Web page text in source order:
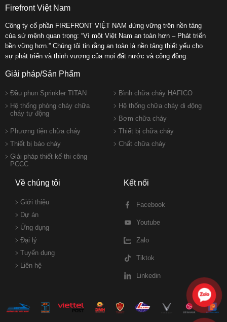
Firefront Việt Nam
Công ty cổ phần FIREFRONT VIỆT NAM đứng vững trên nền tảng
của sứ mệnh quan trọng: “Vì một Việt Nam an toàn hơn – Phát triển
bền vững hơn.” Chúng tôi tin rằng an toàn là nền tảng thiết yếu cho
sự phát triển và thịnh vượng của mọi đất nước và cộng đồng.
Giải pháp/Sản Phẩm
Đầu phun Sprinkler TITAN
Bình chữa cháy HAFICO
Hệ thống phòng cháy chữa
cháy tự động
Hệ thống chữa cháy di động
Bơm chữa cháy
Phương tiện chữa cháy
Thiết bị chữa cháy
Thiết bị báo cháy
Chất chữa cháy
Giải pháp thiết kế thi công
PCCC
Về chúng tôi
Giới thiệu
Dự án
Ứng dụng
Đại lý
Tuyển dụng
Liên hệ
Kết nối
Facebook
Youtube
Zalo
Tiktok
Linkedin